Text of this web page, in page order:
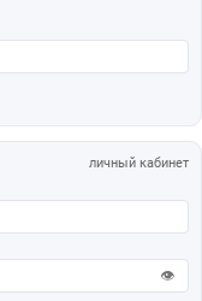
личный кабинет
👁